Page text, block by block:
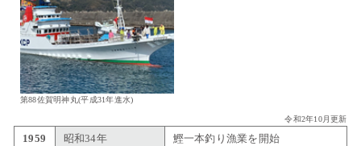
第88佐賀明神丸(平成31年進水)
令和2年10月更新
1959 昭和34年 鰹一本釣り漁業を開始